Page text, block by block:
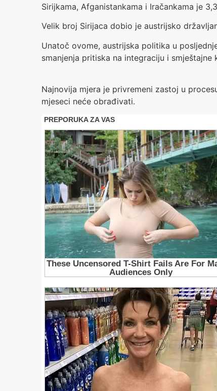
Sirijkama, Afganistankama i Iračankama je
Velik broj Sirijaca dobio je austrijsko
Unatoč ovome, austrijska politika u
smanjenja pritiska na integraciju i smještajne
Najnovija mjera je privremeni zastoj u
mjeseci neće obrađivati.